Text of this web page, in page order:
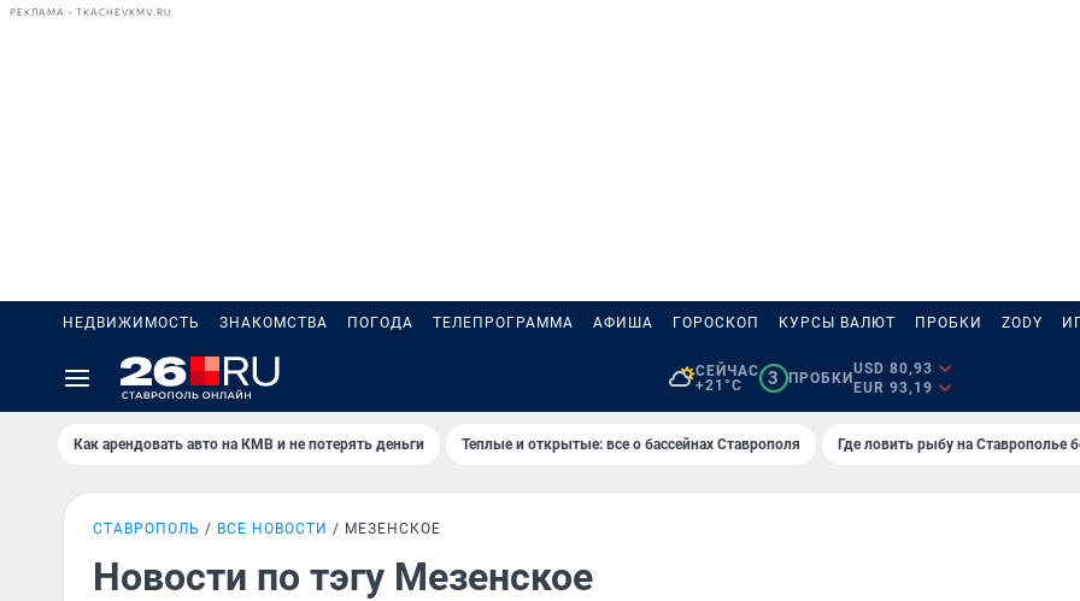
РЕКЛАМА • TKACHEVKMV.RU
НЕДВИЖИМОСТЬ ЗНАКОМСТВА ПОГОДА ТЕЛЕПРОГРАММА АФИША ГОРОСКОП КУРСЫ ВАЛЮТ ПРОБКИ ZODY
СЕЙЧАС
+21°C
3 ПРОБКИ
USD 80,93
EUR 93,19
Как арендовать авто на КМВ и не потерять деньги Теплые и открытые: все о бассейнах Ставрополя Где ловить рыбу на Ставрополье
СТАВРОПОЛЬ ВСЕ НОВОСТИ МЕЗЕНСКОЕ
Новости по тэгу Мезенское